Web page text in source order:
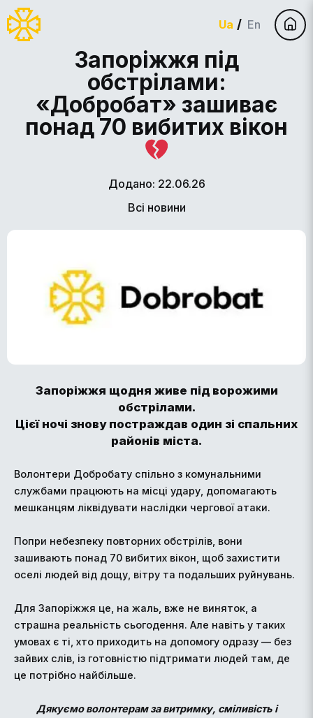
Ua En
Запоріжжя під
обстрілами:
«Добробат» зашиває
понад 70 вибитих вікон
Додано: 22.06.26
Всі новини
Запоріжжя щодня живе під ворожими
обстрілами.
Цієї ночі знову постраждав один зі спальних
районів міста.
Волонтери Добробату спільно з комунальними
службами працюють на місці удару, допомагають
мешканцям ліквідувати наслідки чергової атаки.
Попри небезпеку повторних обстрілів, вони
зашивають понад 70 вибитих вікон, щоб захистити
оселі людей від дощу, вітру та подальших руйнувань.
Для Запоріжжя це, на жаль, вже не виняток, а
страшна реальність сьогодення. Але навіть у таких
умовах є ті, хто приходить на допомогу одразу — без
зайвих слів, із готовністю підтримати людей там, де
це потрібно найбільше.
Дякуємо волонтерам за витримку, сміливість і